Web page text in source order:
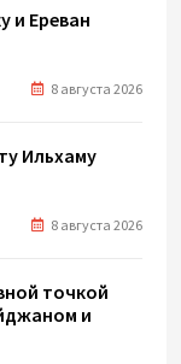
и Ереван
8 августа 2026
Ильхаму
8 августа 2026
точкой
и